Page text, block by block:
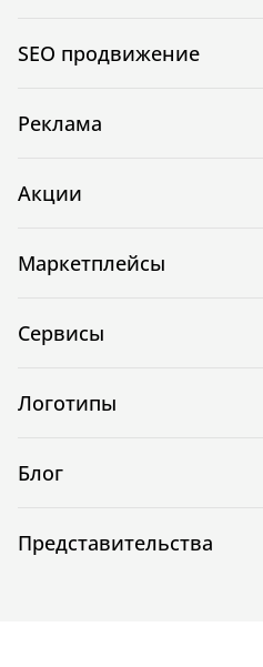
SEO продвижение
Реклама
Акции
Маркетплейсы
Сервисы
Логотипы
Блог
Представительства